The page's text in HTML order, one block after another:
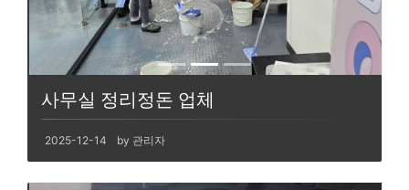
사무실 정리정돈 업체
2025-12-14 by 관리자